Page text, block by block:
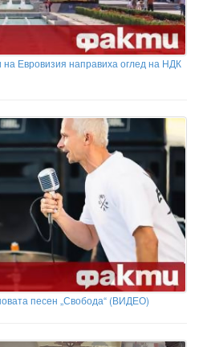
Евровизия направиха оглед на НДК
песен „Свобода“ (ВИДЕО)